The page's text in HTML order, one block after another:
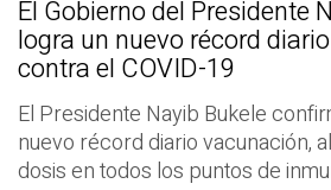
El Gobierno del Presidente
logra un nuevo récord
contra el COVID-19
El Presidente Nayib Bukele
nuevo récord diario vacunación,
dosis en todos los puntos de